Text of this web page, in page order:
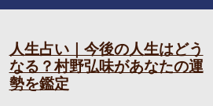
人生占い｜今後の人生はどう
なる？村野弘味があなたの運
勢を鑑定